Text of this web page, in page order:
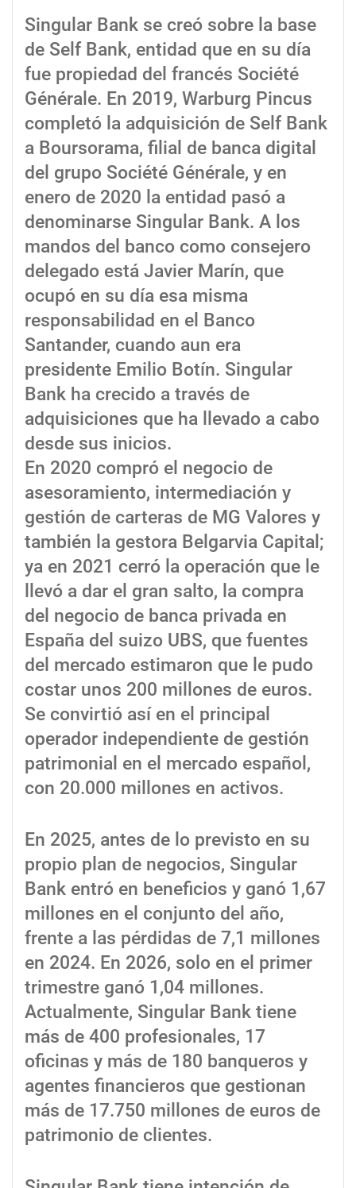
Singular Bank se creó sobre la base
de Self Bank, entidad que en su día
fue propiedad del francés Société
Générale. En 2019, Warburg Pincus
completó la adquisición de Self Bank
a Boursorama, filial de banca digital
del grupo Société Générale, y en
enero de 2020 la entidad pasó a
denominarse Singular Bank. A los
mandos del banco como consejero
delegado está Javier Marín, que
ocupó en su día esa misma
responsabilidad en el Banco
Santander, cuando aun era
presidente Emilio Botín. Singular
Bank ha crecido a través de
adquisiciones que ha llevado a cabo
desde sus inicios.
En 2020 compró el negocio de
asesoramiento, intermediación y
gestión de carteras de MG Valores y
también la gestora Belgarvia Capital;
ya en 2021 cerró la operación que le
llevó a dar el gran salto, la compra
del negocio de banca privada en
España del suizo UBS, que fuentes
del mercado estimaron que le pudo
costar unos 200 millones de euros.
Se convirtió así en el principal
operador independiente de gestión
patrimonial en el mercado español,
con 20.000 millones en activos.
En 2025, antes de lo previsto en su
propio plan de negocios, Singular
Bank entró en beneficios y ganó 1,67
millones en el conjunto del año,
frente a las pérdidas de 7,1 millones
en 2024. En 2026, solo en el primer
trimestre ganó 1,04 millones.
Actualmente, Singular Bank tiene
más de 400 profesionales, 17
oficinas y más de 180 banqueros y
agentes financieros que gestionan
más de 17.750 millones de euros de
patrimonio de clientes.